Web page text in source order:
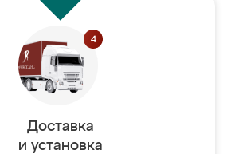
Доставка
и установка